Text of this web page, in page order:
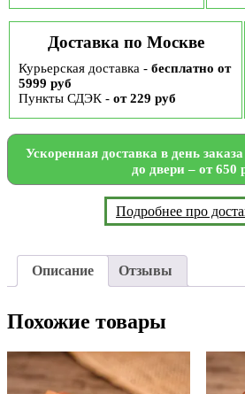
Доставка по Москве
Курьерская доставка - бесплатно от
5999 руб
Пункты СДЭК - от 229 руб
Ускоренная доставка в день
до двери – от 650
Подробнее про
Описание Отзывы
Похожие товары